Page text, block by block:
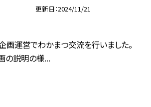
更新日 2024/11/21
運営でわかまつ交流を行いました。
の説明の様...